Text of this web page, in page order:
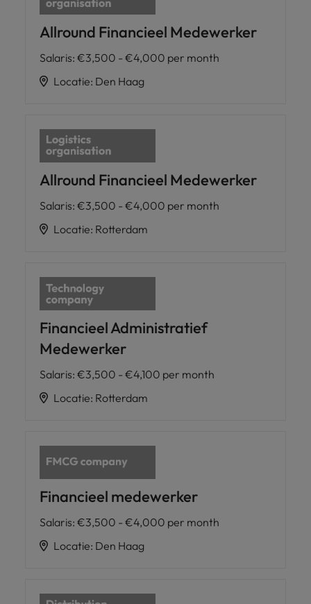
Allround Financieel Medewerker
Salaris: €3,500 - €4,000 per month
Locatie: Den Haag
Allround Financieel Medewerker
Salaris: €3,500 - €4,000 per month
Locatie: Rotterdam
Financieel Administratief
Medewerker
Salaris: €3,500 - €4,100 per month
Locatie: Rotterdam
Financieel medewerker
Salaris: €3,500 - €4,000 per month
Locatie: Den Haag